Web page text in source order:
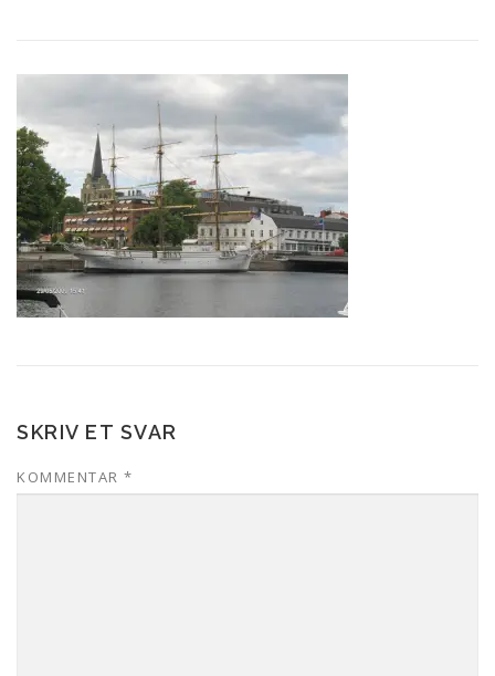
SKRIV ET SVAR
KOMMENTAR *